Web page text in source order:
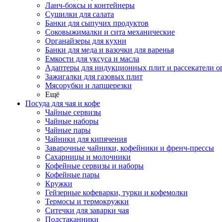
Ланч-боксы и контейнеры
Сушилки для салата
Банки для сыпучих продуктов
Соковыжималки и сита механические
Органайзеры для кухни
Банки для меда и вазочки для варенья
Емкости для уксуса и масла
Адаптеры для индукционных плит и рассекатели
Зажигалки для газовых плит
Мясорубки и лапшерезки
Ещё
Посуда для чая и кофе
Чайные сервизы
Чайные наборы
Чайные пары
Чайники для кипячения
Заварочные чайники, кофейники и френч-прессы
Сахарницы и молочники
Кофейные сервизы и наборы
Кофейные пары
Кружки
Гейзерные кофеварки, турки и кофемолки
Термосы и термокружки
Ситечки для заварки чая
Подстаканники